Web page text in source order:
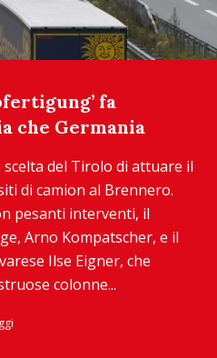
fa
che Germania
del Tirolo di attuare il
di camion al Brennero.
pesanti interventi, il
Arno Kompatscher, e il
Ilse Eigner, che
colonne...